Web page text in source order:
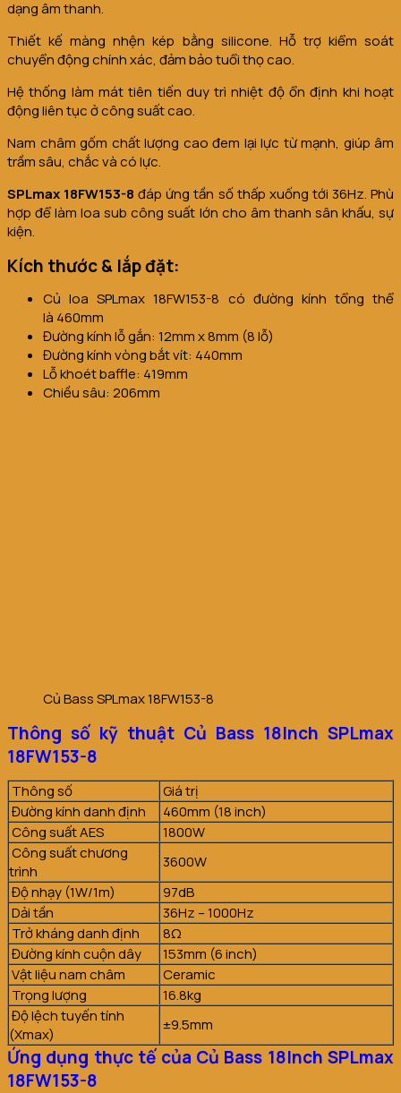
dạng âm thanh.
Thiết kế màng nhện kép bằng silicone. Hỗ trợ kiểm soát
chuyển động chính xác, đảm bảo tuổi thọ cao.
Hệ thống làm mát tiên tiến duy trì nhiệt độ ổn định khi hoạt
động liên tục ở công suất cao.
Nam châm gốm chất lượng cao đem lại lực từ mạnh, giúp âm
trầm sâu, chắc và có lực.
SPLmax 18FW153-8 đáp ứng tần số thấp xuống tới 36Hz. Phù
hợp để làm loa sub công suất lớn cho âm thanh sân khấu, sự
kiện.
Kích thước & lắp đặt:
Củ loa SPLmax 18FW153-8 có đường kính tổng thể
là 460mm
Đường kính lỗ gắn: 12mm x 8mm (8 lỗ)
Đường kính vòng bắt vít: 440mm
Lỗ khoét baffle: 419mm
Chiều sâu: 206mm
Củ Bass SPLmax 18FW153-8
Thông số kỹ thuật Củ Bass 18Inch SPLmax
18FW153-8
Thông số
Giá trị
Đường kính danh định
460mm (18 inch)
Công suất AES
1800W
Công suất chương
trình
3600W
Độ nhạy (1W/1m)
97dB
Dải tần
36Hz – 1000Hz
Trở kháng danh định
8Ω
Đường kính cuộn dây
153mm (6 inch)
Vật liệu nam châm
Ceramic
Trọng lượng
16.8kg
Độ lệch tuyến tính
(Xmax)
±9.5mm
Ứng dụng thực tế của Củ Bass 18Inch SPLmax
18FW153-8